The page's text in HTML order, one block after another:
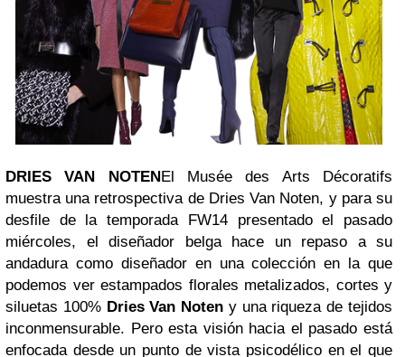
DRIES VAN NOTEN El Musée des Arts Décoratifs
muestra una retrospectiva de Dries Van Noten, y para su
desfile de la temporada FW14 presentado el pasado
miércoles, el diseñador belga hace un repaso a su
andadura como diseñador en una colección en la que
podemos ver estampados florales metalizados, cortes y
siluetas 100% Dries Van Noten y una riqueza de tejidos
inconmensurable. Pero esta visión hacia el pasado está
enfocada desde un punto de vista psicodélico en el que